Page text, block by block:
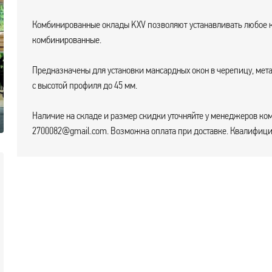
Комбинированные оклады KXV позволяют устанавливать
комбинированные.
Предназначены для установки мансардных окон в черепицу,
с высотой профиля до 45 мм.
Наличие на складе и размер скидки уточняйте у менеджеров
2700082@gmail.com. Возможна оплата при доставке.